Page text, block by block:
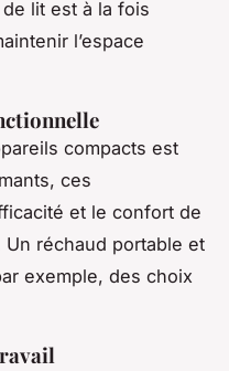
lit est à la fois
l’espace
compacts est
ces
et le confort de
Un réchaud portable et
exemple, des choix